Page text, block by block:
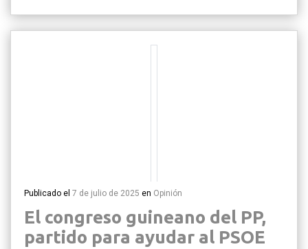
Publicado el 7 de julio de 2025 en Opinión
El congreso guineano del PP,
partido para ayudar al PSOE